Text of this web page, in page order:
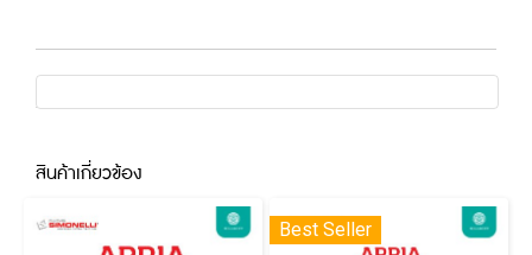
สินค้าเกี่ยวข้อง
Best Seller